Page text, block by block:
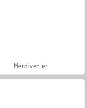
Merdivenler